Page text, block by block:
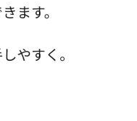
ます。
やすく。